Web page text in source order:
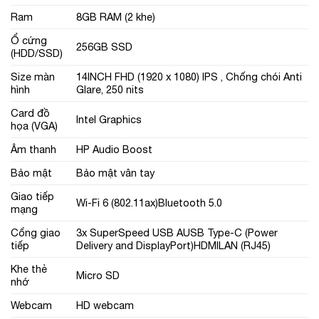
Ram
8GB RAM (2 khe)
Ổ cứng
(HDD/SSD)
256GB SSD
Size màn
hình
14INCH FHD (1920 x 1080) IPS , Chống chói Anti
Glare, 250 nits
Card đồ
họa (VGA)
Intel Graphics
Âm thanh
HP Audio Boost
Bảo mật
Bảo mật vân tay
Giao tiếp
mạng
Wi-Fi 6 (802.11ax)Bluetooth 5.0
Cổng giao
tiếp
3x SuperSpeed USB AUSB Type-C (Power
Delivery and DisplayPort)HDMILAN (RJ45)
Khe thẻ
nhớ
Micro SD
Webcam
HD webcam